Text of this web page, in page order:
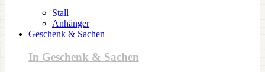
Stall
Anhänger
Geschenk & Sachen
In Geschenk & Sachen